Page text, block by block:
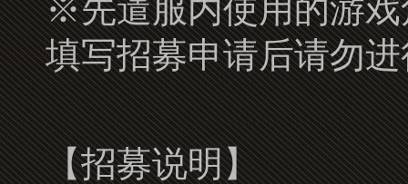
※先遣服内使用的游戏
填写招募申请后请勿
【招募说明】